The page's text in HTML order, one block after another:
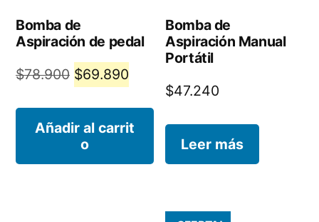
Bomba de
Aspiración de pedal
$78.900 El
original
era:
$69.890
precio
actual
Añadir al carrit
o
Bomba de
Aspiración Manual
Portátil
$47.240
Leer más